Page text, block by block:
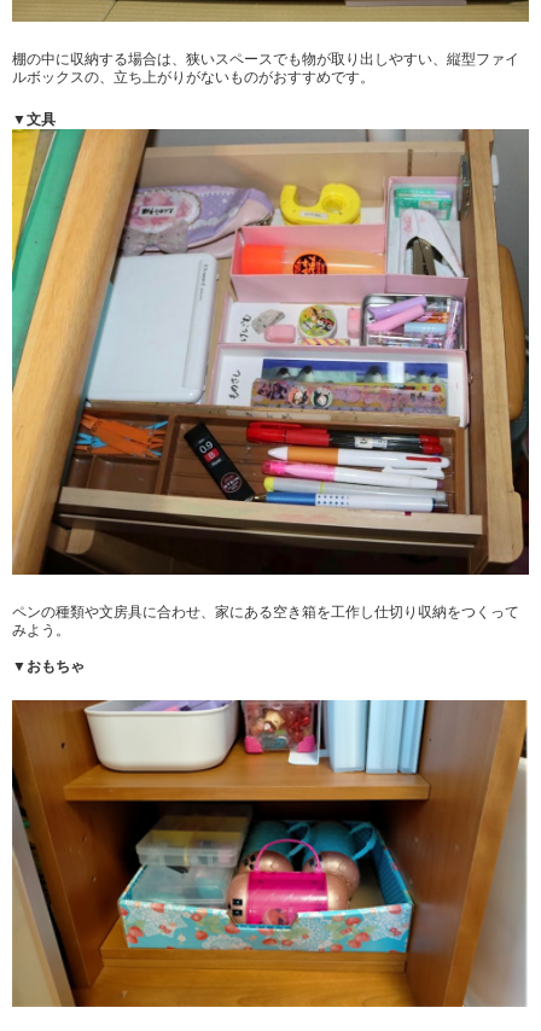
棚の中に収納する場合は、狭いスペースでも物が取り出しやすい、縦型ファイ
ルボックスの、立ち上がりがないものがおすすめです。
▼文具
ペンの種類や文房具に合わせ、家にある空き箱を工作し仕切り収納をつくって
みよう。
▼おもちゃ